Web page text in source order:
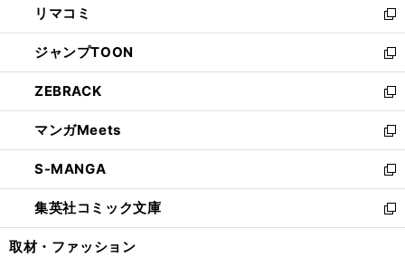
で
開
く
ド
ウ
で
開
く
ィ
ン
ド
ウ
で
開
く
い
ウ
ィ
ン
ド
ウ
で
開
く
リマコミ
新
し
い
ウ
ィ
ン
ド
ウ
で
開
く
ジャンプTOON
新
し
い
ウ
ィ
ン
ド
ウ
で
開
ZEBRACK
新
し
い
ウ
ィ
ン
ド
ウ
マンガMeets
新
し
い
ウ
ィ
ン
S-MANGA
新
し
い
ウ
集英社コミック文庫
新
し
取材・ファッション